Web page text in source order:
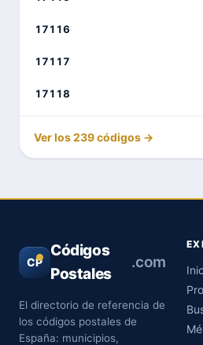
17116
17117
17118
Ver los 239 códigos →
CP
Códigos
Postales
.com
El directorio de referencia de
los códigos postales de
España: municipios,